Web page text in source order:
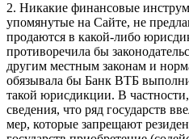
2. Никакие финансовые
упомянутые на Сайте, не
продаются в какой-либо
противоречила бы
другим местным законам и
обязывала бы Банк ВТБ
такой юрисдикции. В
сведения, что ряд государств
мер, которые запрещают